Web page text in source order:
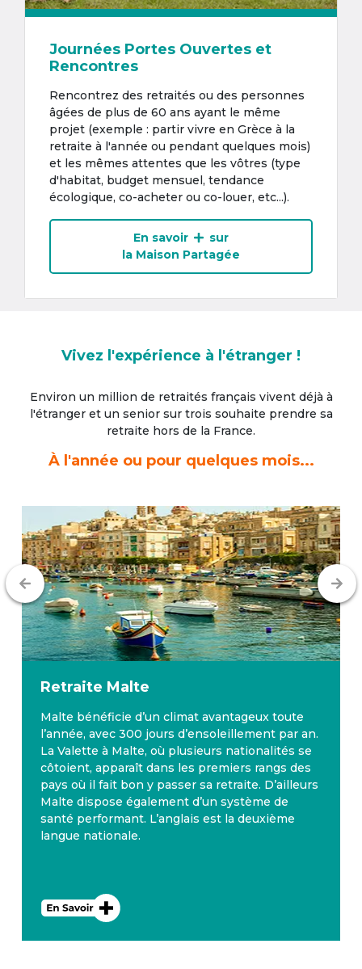
Journées Portes Ouvertes et
Rencontres
Rencontrez des retraités ou des personnes
âgées de plus de 60 ans ayant le même
projet (exemple : partir vivre en Grèce à la
retraite à l'année ou pendant quelques mois)
et les mêmes attentes que les vôtres (type
d'habitat, budget mensuel, tendance
écologique, co-acheter ou co-louer, etc...).
En savoir
sur
la Maison Partagée
Vivez l'expérience à l'étranger !
Environ un million de retraités français vivent déjà à
l'étrangeret un senior sur trois souhaite prendre sa
retraite hors de la France.
À l'année ou pour quelques mois...
Retraite Malte
Malte bénéficie d’un climat avantageux toute
l’année, avec 300 jours d’ensoleillement par an.
La Valette à Malte, où plusieurs nationalités se
côtoient, apparaît dans les premiers rangs des
pays où il fait bon y passer sa retraite. D’ailleurs
Malte dispose également d’un système de
santé performant. L’anglais est la deuxième
langue nationale.